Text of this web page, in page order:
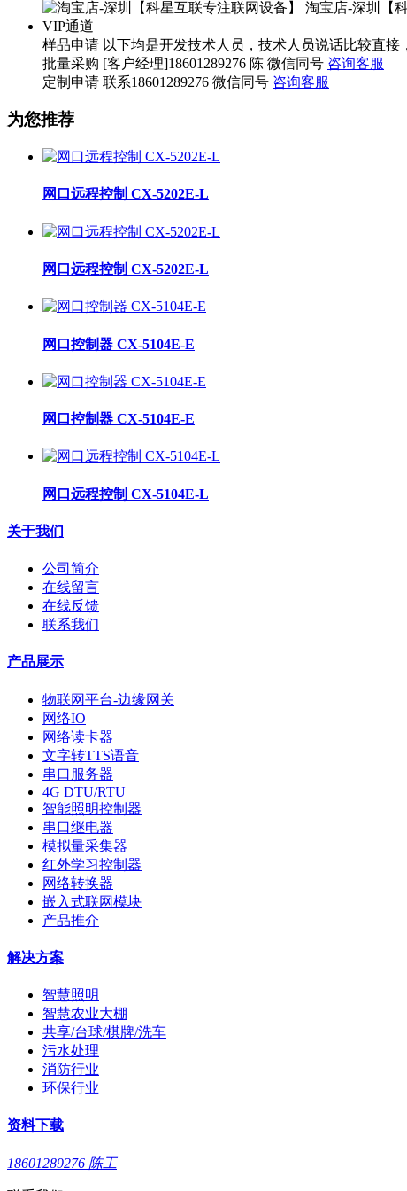
淘宝店-深圳【
VIP通道
样品申请 以下均是开发技术人员，技术人员说话比较直接
批量采购 [客户经理]18601289276 陈 微信同号 咨询客服
定制申请 联系18601289276 微信同号 咨询客服
为您推荐
网口远程控制 CX-5202E-L
网口远程控制 CX-5202E-L
网口控制器 CX-5104E-E
网口控制器 CX-5104E-E
网口远程控制 CX-5104E-L
关于我们
公司简介
在线留言
在线反馈
联系我们
产品展示
物联网平台-边缘网关
网络IO
网络读卡器
文字转TTS语音
串口服务器
4G DTU/RTU
智能照明控制器
串口继电器
模拟量采集器
红外学习控制器
网络转换器
嵌入式联网模块
产品推介
解决方案
智慧照明
智慧农业大棚
共享/台球/棋牌/洗车
污水处理
消防行业
环保行业
资料下载
18601289276 陈工